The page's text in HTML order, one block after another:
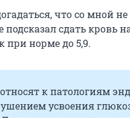
что со мной
сдать кровь
при норме до 5,9.
к патологиям
усвоения